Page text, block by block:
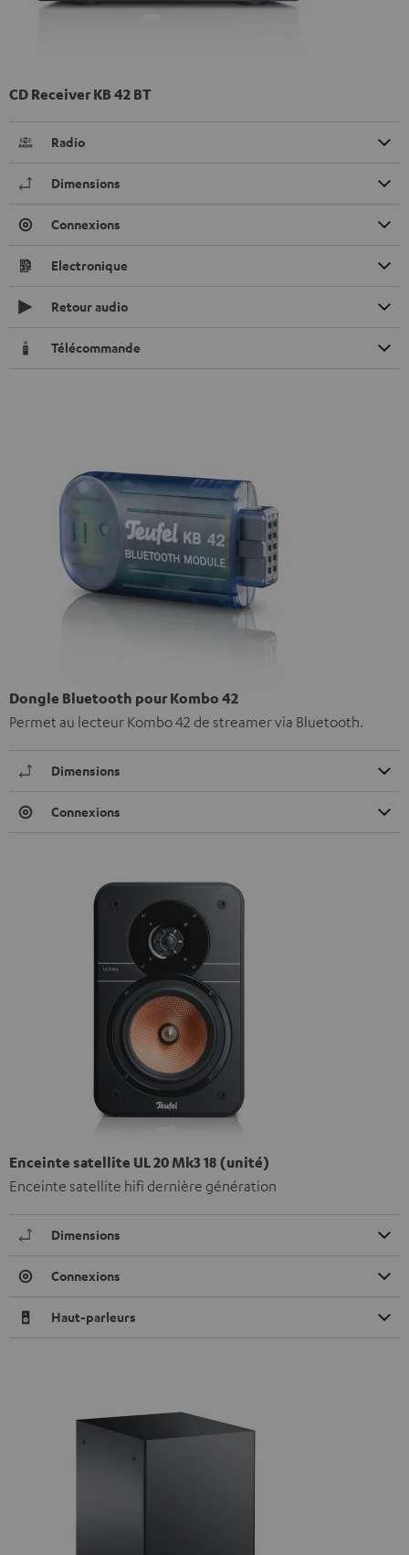
CD Receiver KB 42 BT
Radio
Dimensions
Connexions
Electronique
Retour audio
Télécommande
Dongle Bluetooth pour Kombo 42
Permet au lecteur Kombo 42 de streamer via Bluetooth.
Dimensions
Connexions
Enceinte satellite UL 20 Mk3 18 (unité)
Enceinte satellite hifi dernière génération
Dimensions
Connexions
Haut-parleurs